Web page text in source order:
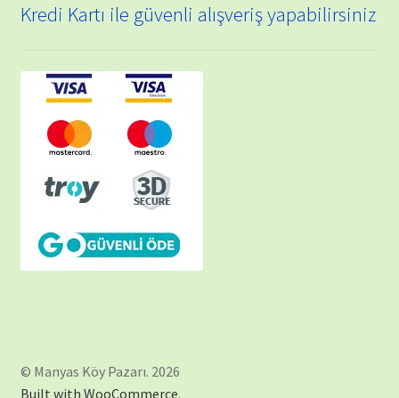
Kredi Kartı ile güvenli alışveriş yapabilirsiniz
© Manyas Köy Pazarı. 2026
Built with WooCommerce.